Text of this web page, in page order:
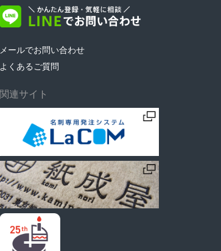
メールでお問い合わせ
よくあるご質問
関連サイト